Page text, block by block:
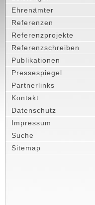
Ehrenämter
Referenzen
Referenzprojekte
Referenzschreiben
Publikationen
Pressespiegel
Partnerlinks
Kontakt
Datenschutz
Impressum
Suche
Sitemap